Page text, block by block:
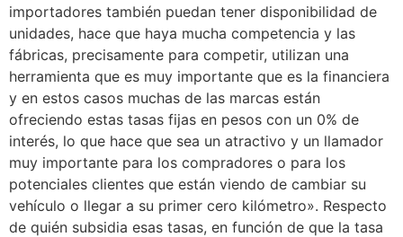
importadores también puedan tener disponibilidad de
unidades, hace que haya mucha competencia y las
fábricas, precisamente para competir, utilizan una
herramienta que es muy importante que es la financiera
y en estos casos muchas de las marcas están
ofreciendo estas tasas fijas en pesos con un 0% de
interés, lo que hace que sea un atractivo y un llamador
muy importante para los compradores o para los
potenciales clientes que están viendo de cambiar su
vehículo o llegar a su primer cero kilómetro». Respecto
de quién subsidia esas tasas, en función de que la tasa